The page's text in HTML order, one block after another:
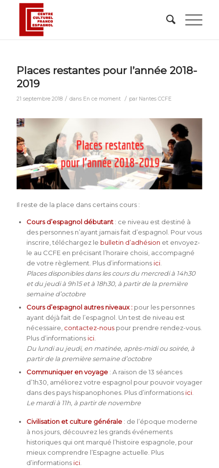
Places restantes pour l’année 2018-
2019
21 septembre 2018 / dans En ce moment / par Nantes CCFE
Il reste de la place dans certains cours :
Cours d’espagnol débutant: ce niveau est destiné à
des personnes n’ayant jamais fait d’espagnol. Pour vous
inscrire, téléchargez le bulletin d’adhésion et envoyez-
le au CCFE en précisant l’horaire choisi, accompagné
de votre règlement. Plus d’informations ici.
Places disponibles dans les cours du mercredi à 14h30
et du jeudi à 9h15 et à 18h30, à partir de la première
semaine d’octobre
Cours d’espagnol autres niveaux : pour les personnes
ayant déjà fait de l’espagnol. Un test de niveau est
nécessaire, contactez-nouspour prendre rendez-vous.
Plus d’informations ici.
Du lundi au jeudi, en matinée, après-midi ou soirée, à
partir de la première semaine d’octobre
Communiquer en voyage: A raison de 13 séances
d’1h30, améliorez votre espagnol pour pouvoir voyager
dans des pays hispanophones. Plus d’informations ici.
Le mardi à 11h, à partir de novembre
Civilisation et culture générale: de l’époque moderne
à nos jours, découvrez les grands événements
historiques qui ont marqué l’histoire espagnole, pour
mieux comprendre l’Espagne actuelle. Plus
d’informations ici.